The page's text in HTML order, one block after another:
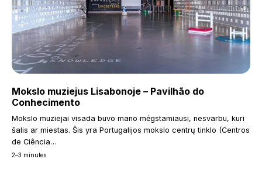
Mokslo muziejus Lisabonoje – Pavilhão do
Conhecimento
Mokslo muziejai visada buvo mano mėgstamiausi, nesvarbu, kuri
šalis ar miestas. Šis yra Portugalijos mokslo centrų tinklo (Centros
de Ciência…
2–3 minutes